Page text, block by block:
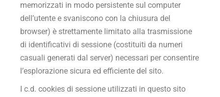
memorizzati in modo persistente sul computer
dell’utente e svaniscono con la chiusura del
browser) è strettamente limitato alla trasmissione
di identificativi di sessione (costituiti da numeri
casuali generati dal server) necessari per consentire
l’esplorazione sicura ed efficiente del sito.
I c.d. cookies di sessione utilizzati in questo sito